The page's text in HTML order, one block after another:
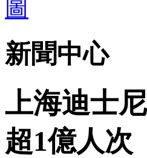
新聞中心
上海迪士
超1億人次